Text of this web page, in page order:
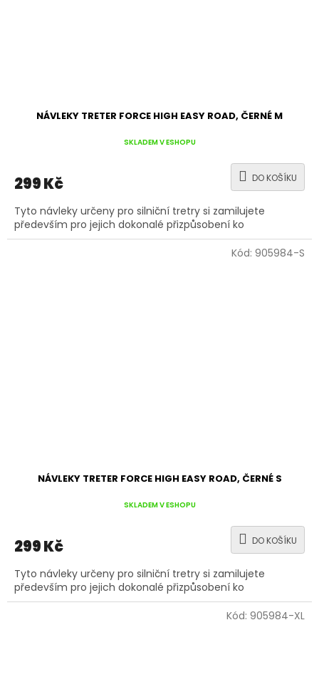
NÁVLEKY TRETER FORCE HIGH EASY ROAD, ČERNÉ M
SKLADEM V ESHOPU
299 Kč DO KOŠÍKU
Tyto návleky určeny pro silniční tretry si zamilujete
především pro jejich dokonalé přizpůsobení ko
NÁVLEKY TRETER FORCE HIGH EASY ROAD, ČERNÉ S
SKLADEM V ESHOPU
299 Kč DO KOŠÍKU
Tyto návleky určeny pro silniční tretry si zamilujete
především pro jejich dokonalé přizpůsobení ko
Kód: 905984-S
Kód: 905984-XL